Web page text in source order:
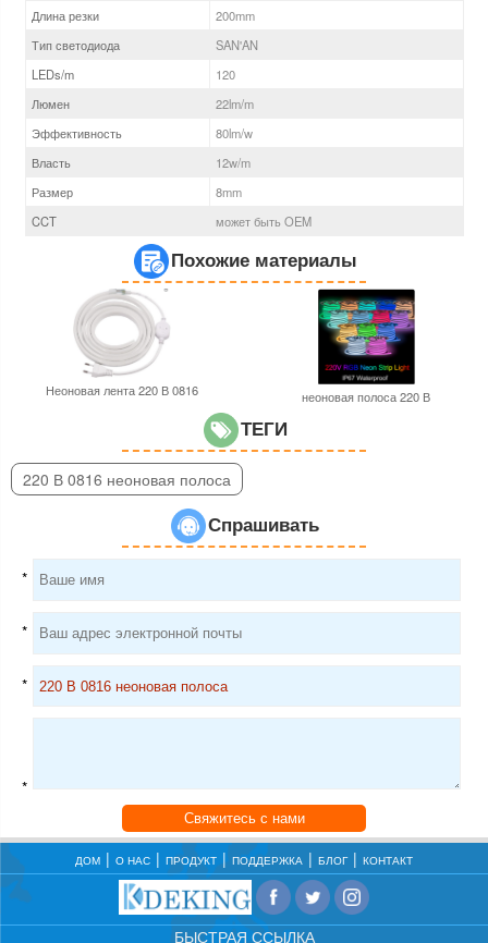
Длина резки
200mm
Тип светодиода
SAN'AN
LEDs/m
120
Люмен
22lm/m
Эффективность
80lm/w
Власть
12w/m
Размер
8mm
CCT
может быть OEM
Похожие материалы
Неоновая лента 220 В 0816 неоновая полоса 220 В
ТЕГИ
220 В 0816 неоновая полоса
Спрашивать
*
*
*
*
Свяжитесь с нами
ДОМ О НАС ПРОДУКТ ПОДДЕРЖКА БЛОГ КОНТАКТ
БЫСТРАЯ ССЫЛКА